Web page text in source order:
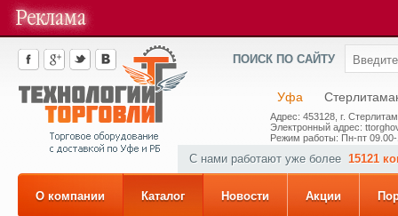
ПОИСК ПО САЙТУ
Уфа
Адрес: 453128, г.
Электронный адрес:
Режим работы: Пн-пт
С нами работают уже более 15121
О компании Каталог Новости Акции